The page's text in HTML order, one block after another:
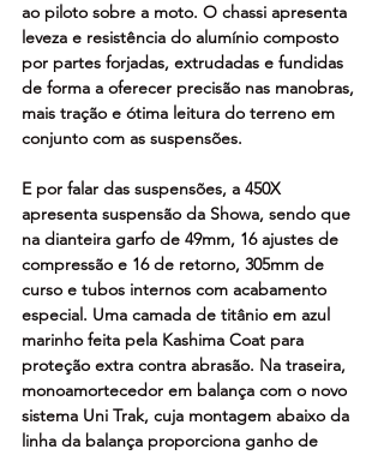
ao piloto sobre a moto. O chassi apresenta
leveza e resistência do alumínio composto
por partes forjadas, extrudadas e fundidas
de forma a oferecer precisão nas manobras,
mais tração e ótima leitura do terreno em
conjunto com as suspensões.
E por falar das suspensões, a 450X
apresenta suspensão da Showa, sendo que
na dianteira garfo de 49mm, 16 ajustes de
compressão e 16 de retorno, 305mm de
curso e tubos internos com acabamento
especial. Uma camada de titânio em azul
marinho feita pela Kashima Coat para
proteção extra contra abrasão. Na traseira,
monoamortecedor em balança com o novo
sistema Uni Trak, cuja montagem abaixo da
linha da balança proporciona ganho de